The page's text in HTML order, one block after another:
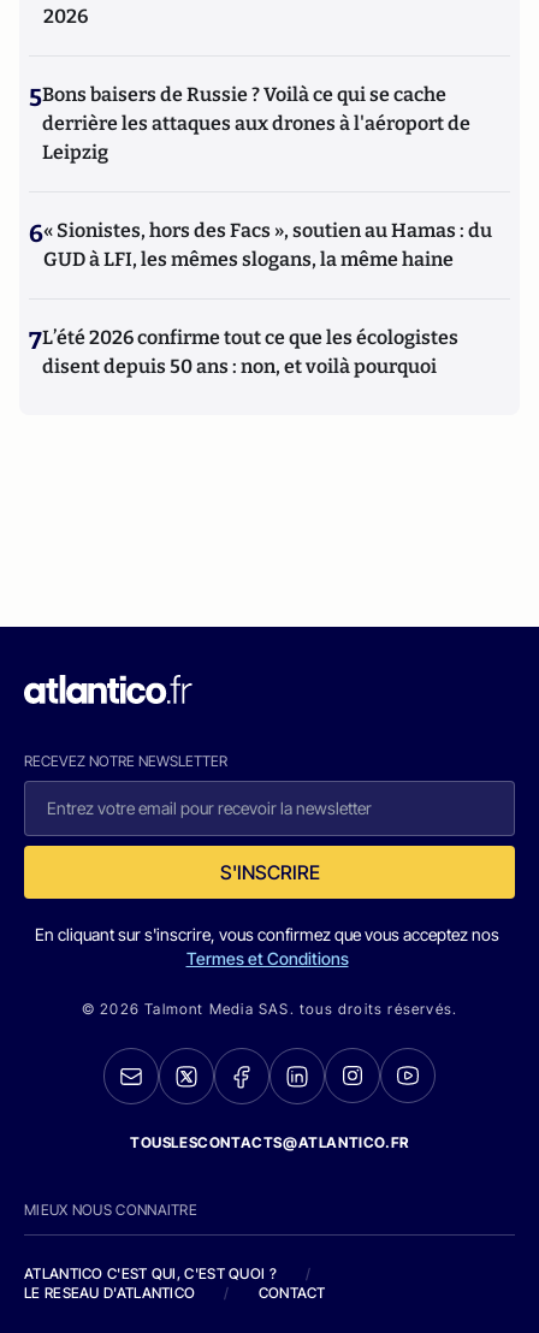
2026
5Bons baisers de Russie ? Voilà ce qui se cache
derrière les attaques aux drones à l'aéroport de
Leipzig
6« Sionistes, hors des Facs », soutien au Hamas : du
GUD à LFI, les mêmes slogans, la même haine
7L’été 2026 confirme tout ce que les écologistes
disent depuis 50 ans : non, et voilà pourquoi
RECEVEZ NOTRE NEWSLETTER
S'INSCRIRE
En cliquant sur s'inscrire, vous confirmez que vous acceptez nos
Termes et Conditions
© 2026 Talmont Media SAS. tous droits réservés.
TOUSLESCONTACTS@ATLANTICO.FR
MIEUX NOUS CONNAITRE
ATLANTICO C'EST QUI, C'EST QUOI ?
/
LE RESEAU D'ATLANTICO
/ CONTACT